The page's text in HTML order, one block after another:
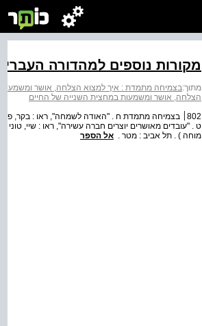
מקורות נוספים למהדורה
מתוך:בצמיחה מתמדת : איך למצוא הצלחה, אושר
הצלחה, אושר ומשמעות במחצית השנייה של החיים
מוחה ) . תל אביב : מטר . אל הספר